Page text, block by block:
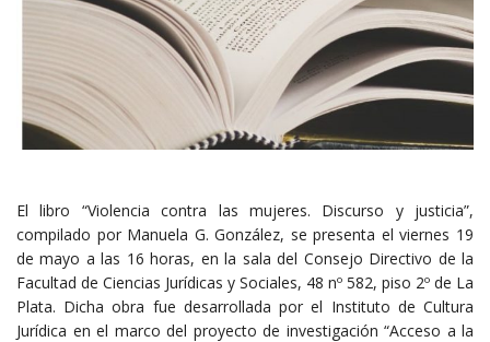
El libro “Violencia contra las mujeres. Discurso y justicia”,
compilado por Manuela G. González, se presenta el viernes 19
de mayo a las 16 horas, en la sala del Consejo Directivo de la
Facultad de Ciencias Jurídicas y Sociales, 48 nº 582, piso 2º de La
Plata. Dicha obra fue desarrollada por el Instituto de Cultura
Jurídica en el marco del proyecto de investigación “Acceso a la